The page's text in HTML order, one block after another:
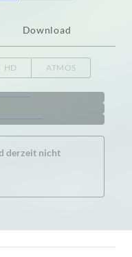
Download
HD ATMOS
derzeit nicht